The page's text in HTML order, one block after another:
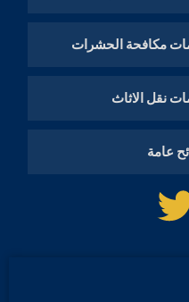
مكافحة الحشرات
نقل الاثاث
عامة
تابعنا
على